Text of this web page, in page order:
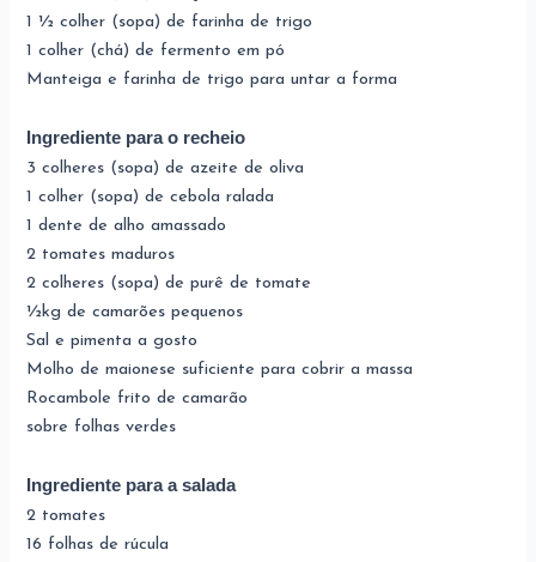
1 ½ colher (sopa) de farinha de trigo
1 colher (chá) de fermento em pó
Manteiga e farinha de trigo para untar a forma
Ingrediente para o recheio
3 colheres (sopa) de azeite de oliva
1 colher (sopa) de cebola ralada
1 dente de alho amassado
2 tomates maduros
2 colheres (sopa) de purê de tomate
½kg de camarões pequenos
Sal e pimenta a gosto
Molho de maionese suficiente para cobrir a massa
Rocambole frito de camarão
sobre folhas verdes
Ingrediente para a salada
2 tomates
16 folhas de rúcula